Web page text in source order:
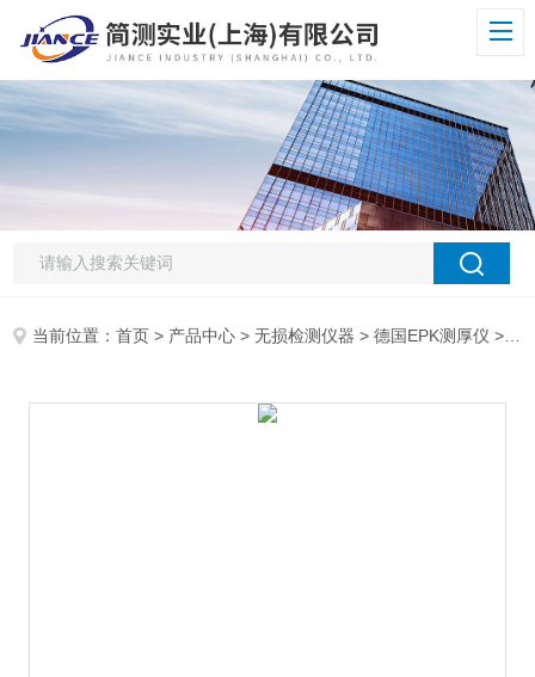
当前位置：首页 > 产品中心 >无损检测仪器 >德国EPK测厚仪 > 德国EPK Mintest 600BFN膜厚仪